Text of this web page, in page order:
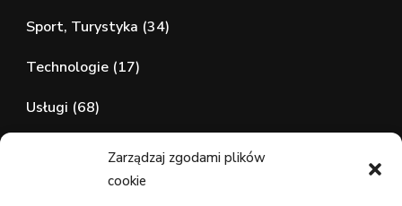
Zarządzaj zgodami plików
cookie
Sport, Turystyka (34)
Technologie (17)
Usługi (68)
Zdrowie, Medycyna (107)